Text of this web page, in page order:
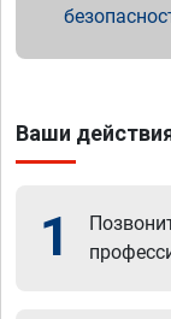
Ваши
1